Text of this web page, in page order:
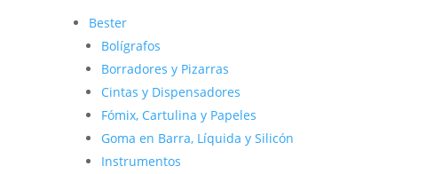
Bester
Bolígrafos
Borradores y Pizarras
Cintas y Dispensadores
Fómix, Cartulina y Papeles
Goma en Barra, Líquida y Silicón
Instrumentos